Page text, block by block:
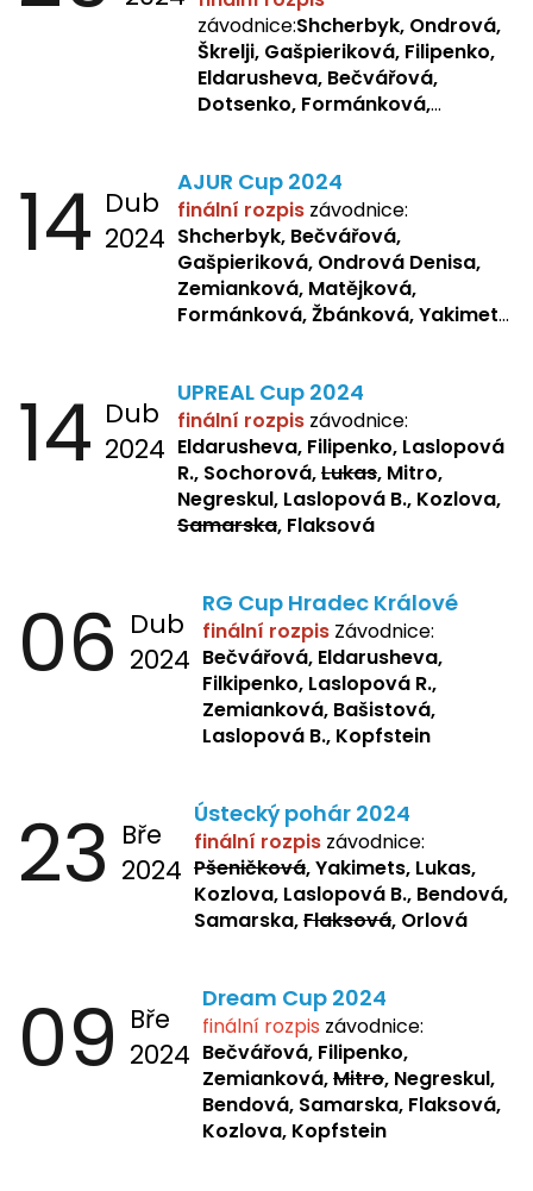
závodnice:Shcherbyk, Ondrová,
Škrelji, Gašpieriková, Filipenko,
Eldarusheva, Bečvářová,
Dotsenko, Formánková,
Žbánková, Sochorová
14 Dub
2024
AJUR Cup 2024
finální rozpis závodnice:
Shcherbyk, Bečvářová,
Gašpieriková, Ondrová Denisa,
Zemianková, Matějková,
Formánková, Žbánková, Yakimets,
14 Dub
2024
UPREAL Cup 2024
finální rozpis závodnice:
Eldarusheva, Filipenko, Laslopová
R., Sochorová,Lukas, Mitro,
Negreskul, Laslopová B., Kozlova,
Samarska, Flaksová
06 Dub
2024
RG Cup Hradec Králové
finální rozpis Závodnice:
Bečvářová, Eldarusheva,
Filkipenko, Laslopová R.,
Zemianková, Bašistová,
Laslopová B., Kopfstein
23 Bře
2024
Ústecký pohár 2024
finální rozpis závodnice:
Pšeničková, Yakimets, Lukas,
Kozlova, Laslopová B., Bendová,
Samarska,Flaksová, Orlová
09 Bře
2024
Dream Cup 2024
finální rozpis závodnice:
Bečvářová, Filipenko,
Zemianková,Mitro, Negreskul,
Bendová, Samarska, Flaksová,
Kozlova, Kopfstein